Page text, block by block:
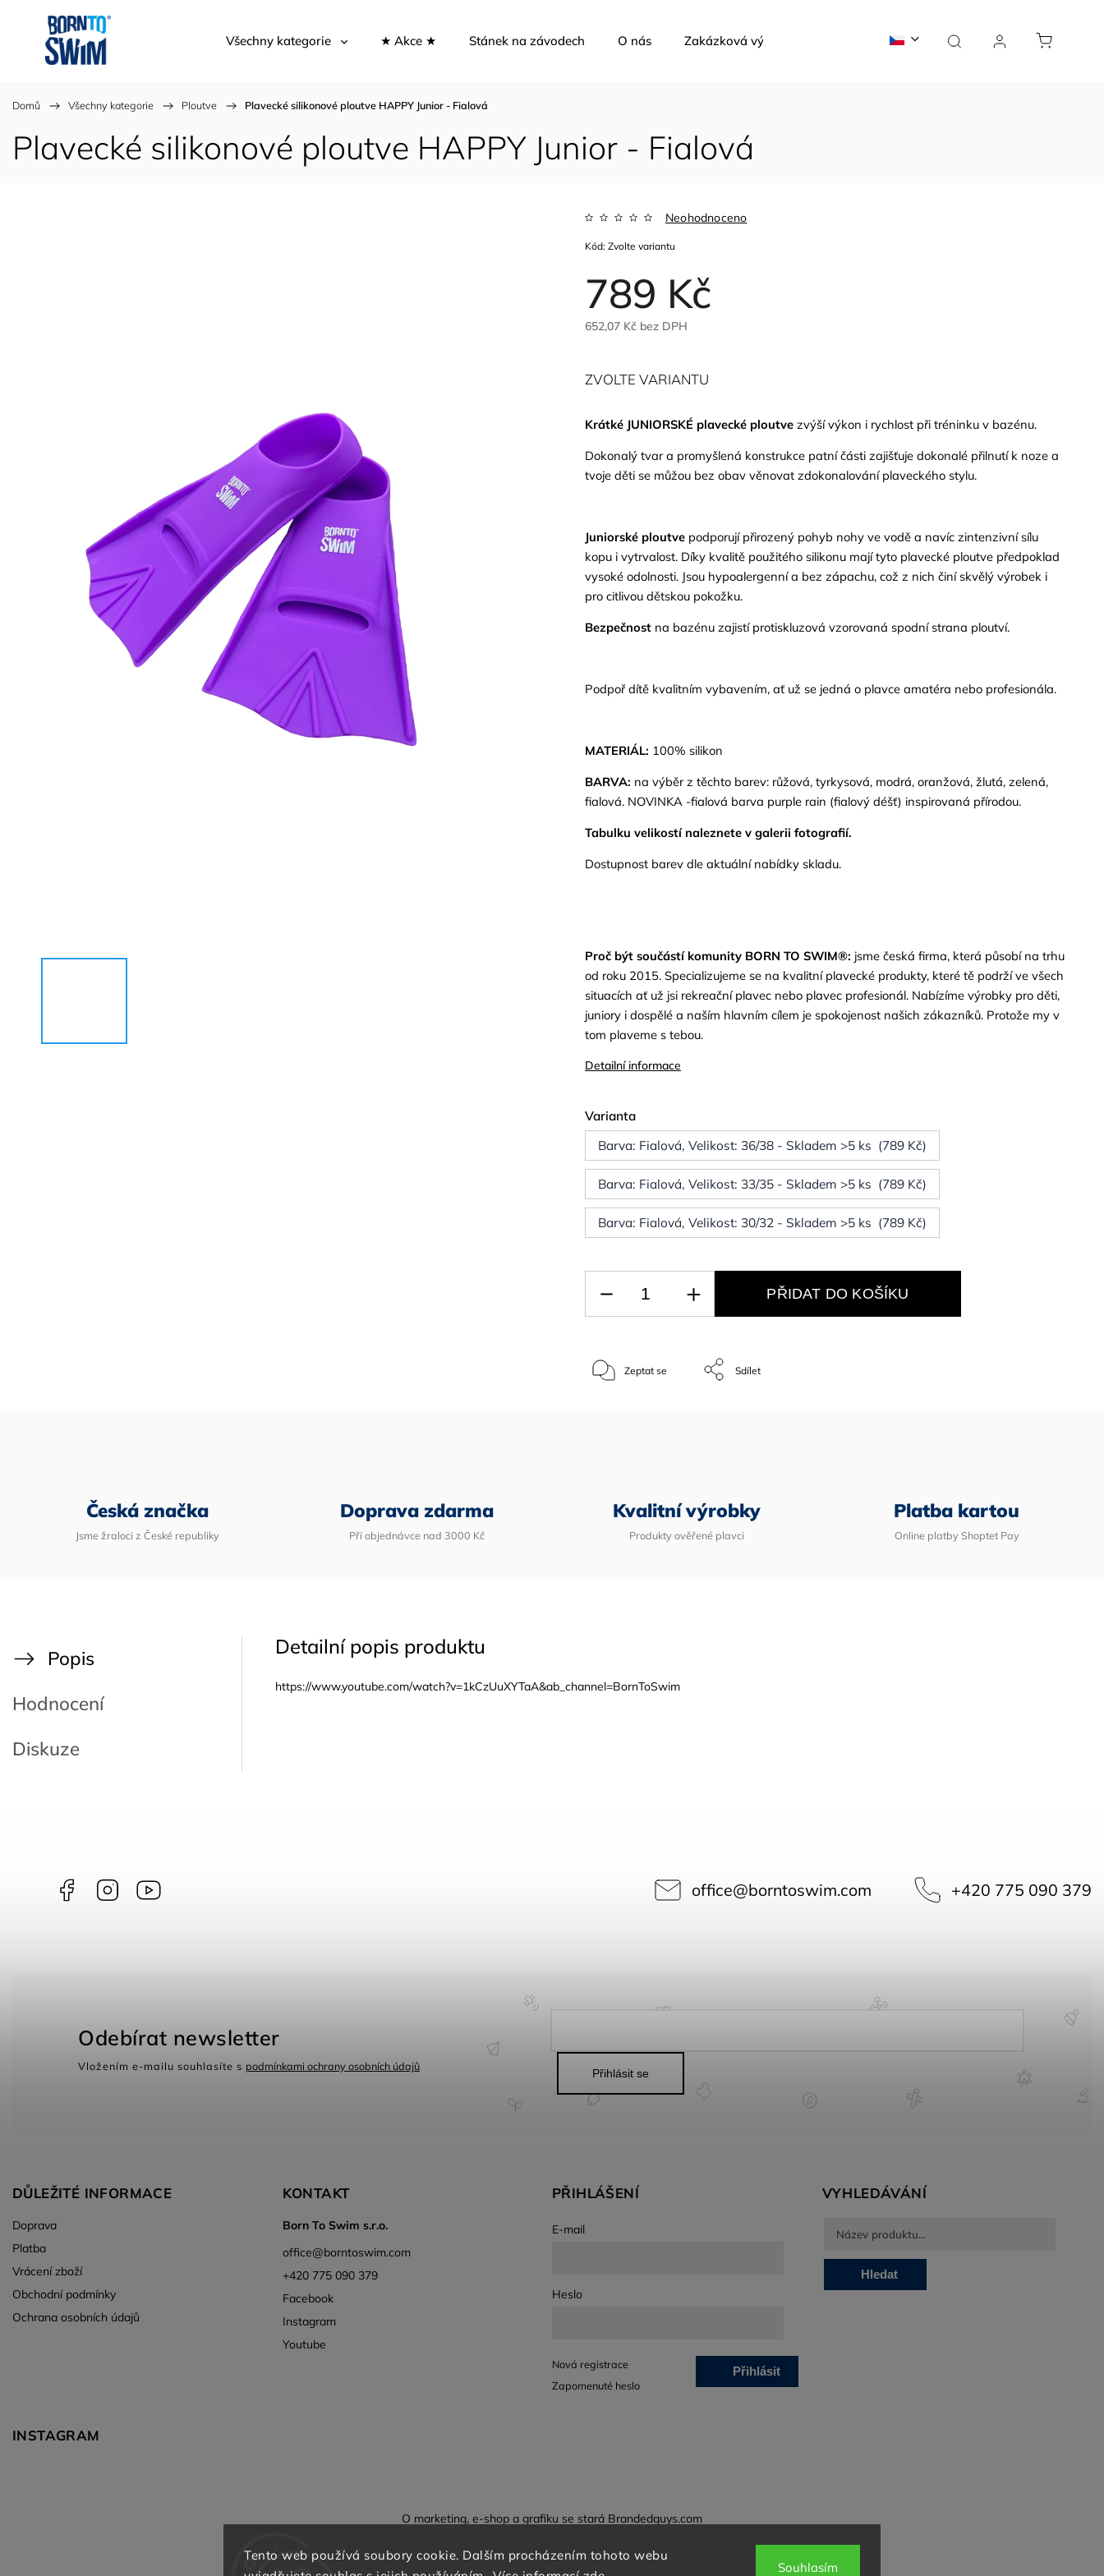
Tento web používá soubory cookie. Dalším procházením tohoto webu
Souhlasím
Všechny kategorie ★ Akce ★ Stánek na závodech O nás Zakázková výroba Žraločí blog Kontakty
Domů / Všechny kategorie / Ploutve / Plavecké silikonové ploutve HAPPY Junior - Fialová
Plavecké silikonové ploutve HAPPY Junior - Fialová
Neohodnoceno
789 Kč
652,07 Kč bez DPH
Kód: Zvolte variantu
Krátké JUNIORSKÉ plavecké ploutve zvýší výkon i rychlost při tréninku v bazénu.
Dokonalý tvar a promyšlená konstrukce patní části zajišťuje dokonalé přilnutí k noze a
tvoje děti se můžou bez obav věnovat zdokonalování plaveckého stylu.
Juniorské ploutve podporují přirozený pohyb nohy ve voděa navíc zintenzivní sílu
kopu i vytrvalost. Díky kvalitě použitého silikonu majítyto plavecké ploutve předpoklad
vysoké odolnosti. Jsou hypoalergenní a bez zápachu,což z nich činí skvělý výrobek i
pro citlivou dětskou pokožku.
Bezpečnost na bazénu zajistí protiskluzová vzorovaná spodní strana ploutví.
Podpoř dítě kvalitním vybavením, ať už se jedná o plavce amatéra nebo profesionála.
MATERIÁL: 100% silikon
BARVA: na výběr z těchto barev: růžová, tyrkysová, modrá, oranžová, žlutá, zelená,
fialová. NOVINKA -fialová barva purple rain (fialový déšť) inspirovaná přírodou.
Tabulku velikostí naleznete v galerii fotografií.
Dostupnost barev dle aktuální nabídky skladu.
Proč být součástí komunity BORN TO SWIM®: jsme česká firma, která působí na trhu
od roku 2015. Specializujeme se na kvalitní plavecké produkty, které tě podrží ve všech
situacích ať už jsi rekreační plavec nebo plavec profesionál. Nabízíme výrobky pro děti,
juniory i dospělé a naším hlavním cílem je spokojenost našich zákazníků. Protože my v
tom plaveme s tebou.
Detailní informace
Varianta
Barva: Fialová, Velikost: 36/38 - Skladem >5 ks (789 Kč)
Barva: Fialová, Velikost: 33/35 - Skladem >5 ks (789 Kč)
Barva: Fialová, Velikost: 30/32 - Skladem >5 ks (789 Kč)
ZVOLTE VARIANTU
PŘIDAT DO KOŠÍKU
Zeptat se Sdílet
Česká značka
Jsme žraloci z České republiky
Doprava zdarma
Při objednávce nad 3000 Kč
Kvalitní výrobky
Produkty ověřené plavci
Platba kartou
Online platby Shoptet Pay
Popis
Hodnocení
Diskuze
Detailní popis produktu
https://www.youtube.com/watch?v=1kCzUuXYTaA&ab_channel=BornToSwim
Facebook Instagram office@borntoswim.com +420 775 090 379
DŮLEŽITÉ INFORMACE
Doprava
Platba
Vrácení zboží
Obchodní podmínky
Ochrana osobních údajů
KONTAKT
Born To Swim s.r.o.
office@borntoswim.com
+420 775 090 379
Facebook
Instagram
Youtube
PŘIHLÁŠENÍ
E-mail
Heslo
Přihlásit
Nová registrace
Zapomenuté heslo
VYHLEDÁVÁNÍ
Hledat
Odebírat newsletter
Vložením e-mailu souhlasíte s podmínkami ochrany osobních údajů
Přihlásit se
INSTAGRAM
O marketing, e-shop a grafiku se stará Brandedguys.com